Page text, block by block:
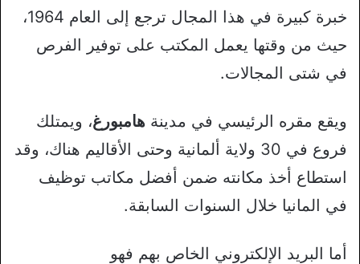
خبرة كبيرة في هذا المجال ترجع إلى العام 1964،
حيث من وقتها يعمل المكتب على توفير الفرص
في شتى المجالات.
ويقع مقره الرئيسي في مدينة هامبورغ، ويمتلك
فروع في 30 ولاية ألمانية وحتى الأقاليم هناك، وقد
استطاع أخذ مكانته ضمن أفضل مكاتب توظيف
في المانيا خلال السنوات السابقة.
أما البريد الإلكتروني الخاص بهم فهو